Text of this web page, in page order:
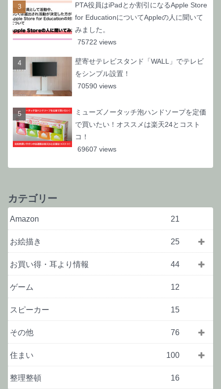
PTA役員はiPadとか割引になるApple Store
for EducationについてAppleの人に聞いて
みました。
75722 views
壁寄せテレビスタンド「WALL」でテレビ
をシンプル設置！
70590 views
ミューズノータッチ泡ハンドソープを定価
で買いたい！オススメは楽天24とコスト
コ！
69607 views
カテゴリー
Amazon 21
お絵描き 25
お買い得・耳より情報 44
ゲーム 12
スピーカー 15
その他 76
住まい 100
整理整頓 16